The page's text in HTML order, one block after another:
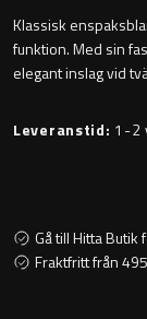
Blandare
Bottenventiler
Toalettstolar
Klassisk
funktion. Med sin
elegant inslag vid
Leveranstid: 1-2
Gå till Hitta
Fraktfritt från